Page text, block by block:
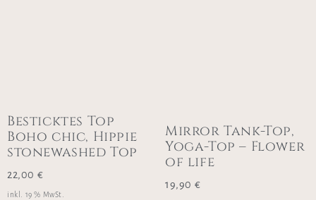
Besticktes Top
Boho chic, Hippie
stonewashed Top
22,00 €
inkl. 19 % MwSt.
Mirror Tank-Top,
Yoga-Top – Flower
of life
19,90 €